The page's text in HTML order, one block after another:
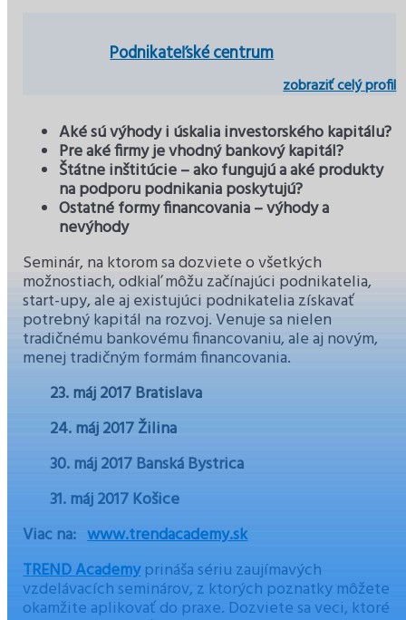
Podnikateľské centrum
zobraziť celý profil
Aké sú výhody i úskalia investorského kapitálu?
Pre aké firmy je vhodný bankový kapitál?
Štátne inštitúcie – ako fungujú a aké produkty
na podporu podnikania poskytujú?
Ostatné formy financovania – výhody a
nevýhody
Seminár, na ktorom sa dozviete o všetkých
možnostiach, odkiaľ môžu začínajúci podnikatelia,
start-upy, ale aj existujúci podnikatelia získavať
potrebný kapitál na rozvoj. Venuje sa nielen
tradičnému bankovému financovaniu, ale aj novým,
menej tradičným formám financovania.
23. máj 2017Bratislava
24. máj 2017Žilina
30. máj 2017Banská Bystrica
31. máj 2017Košice
Viac na: www.trendacademy.sk
TREND Academyprináša sériu zaujímavých
vzdelávacích seminárov, z ktorých poznatky môžete
okamžite aplikovať do praxe. Dozviete sa veci, ktoré